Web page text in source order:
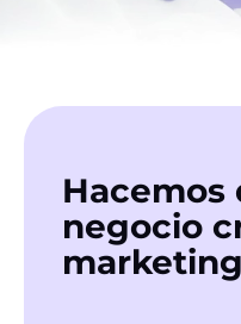
Hacemos
negocio